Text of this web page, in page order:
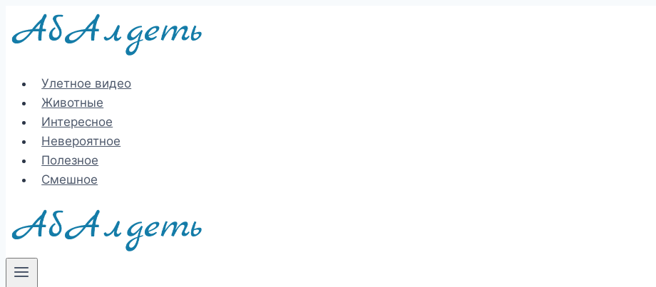
Перейти
Улетное видео
Животные
Интересное
Невероятное
Полезное
Смешное